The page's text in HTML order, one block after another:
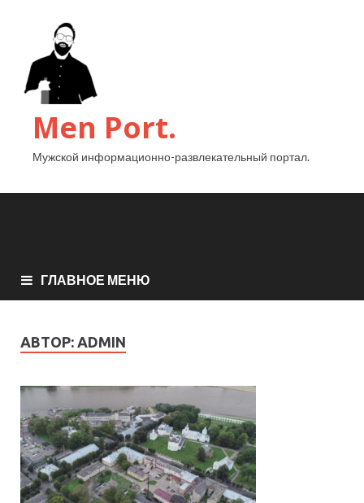
Men Port.
Мужской информационно-развлекательный портал.
ГЛАВНОЕ МЕНЮ
АВТОР: ADMIN